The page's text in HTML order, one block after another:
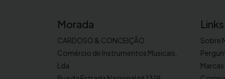
Morada
CARDOSO & CONCEIÇÃO
Comércio de Instrumentos Musicais,
Lda
Links
Sobre
Marcas